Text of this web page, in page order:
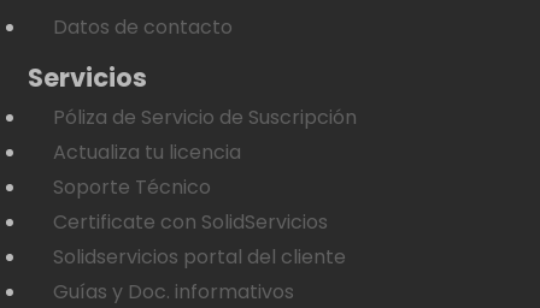
Datos de contacto
Servicios
Póliza de Servicio de Suscripción
Actualiza tu licencia
Soporte Técnico
Certificate con SolidServicios
Solidservicios portal del cliente
Guías y Doc. informativos